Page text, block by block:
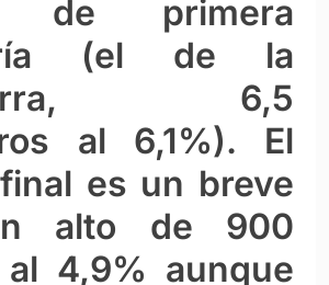
de primera
(el de la
6,5
al 6,1%). El
es un breve
alto de 900
4,9% aunque